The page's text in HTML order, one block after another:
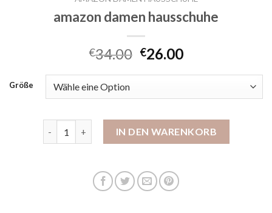
amazon damen hausschuhe
€34.00 €26.00
Größe
IN DEN WARENKORB